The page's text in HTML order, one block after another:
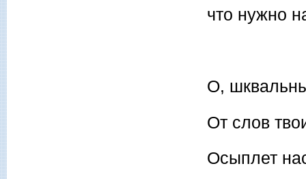
что нужно
О,
От слов
Осыплет